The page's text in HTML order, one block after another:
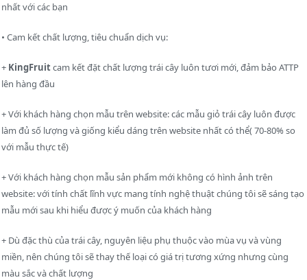
nhất với các bạn
• Cam kết chất lượng, tiêu chuẩn dịch vụ:
+ KingFruitcam kết đặt chất lượng trái cây luôn tươi mới, đảm bảo ATTP
lên hàng đầu
+ Với khách hàng chọn mẫu trên website: các mẫu giỏ trái cây luôn được
làm đủ số lượng và giống kiểu dáng trên website nhất có thể( 70-80% so
với mẫu thực tế)
+ Với khách hàng chọn mẫu sản phẩm mới không có hình ảnh trên
website: với tính chất lĩnh vực mang tính nghệ thuật chúng tôi sẽ sáng tạo
mẫu mới sau khi hiểu được ý muốn của khách hàng
+ Dù đặc thù của trái cây, nguyên liệu phụ thuộc vào mùa vụ và vùng
miền, nên chúng tôi sẽ thay thế loại có giá trị tương xứng nhưng cùng
màu sắc và chất lượng